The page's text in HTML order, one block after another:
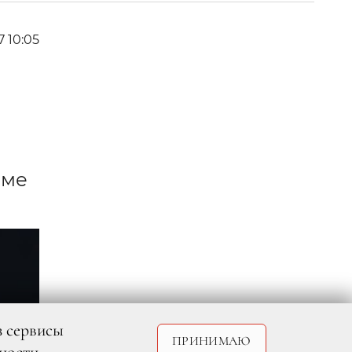
10:05
сервисы
ПРИНИМАЮ